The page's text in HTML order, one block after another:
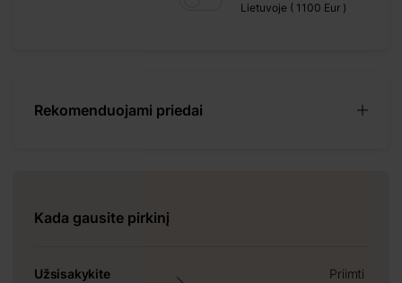
Lietuvoje ( 1100 Eur )
Rekomenduojami priedai
Kada gausite pirkinį
Užsisakykite
Priimti